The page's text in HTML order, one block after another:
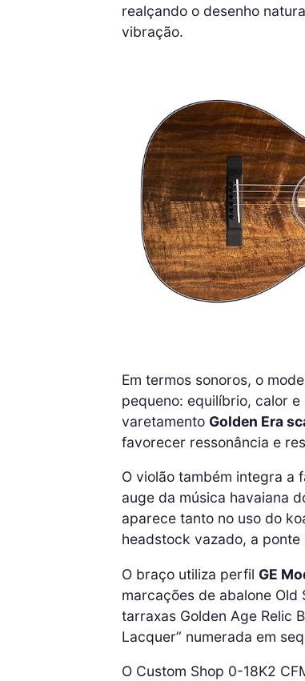
realçando o desenho
vibração.
Em termos sonoros, o
pequeno: equilíbrio, calor
varetamento Golden Era
favorecer ressonância e
O violão também integra a
auge da música havaiana
aparece tanto no uso do
headstock vazado, a
O braço utiliza perfil GE
marcações de abalone Old
tarraxas Golden Age Relic
Lacquer” numerada em
O Custom Shop 0-18K2